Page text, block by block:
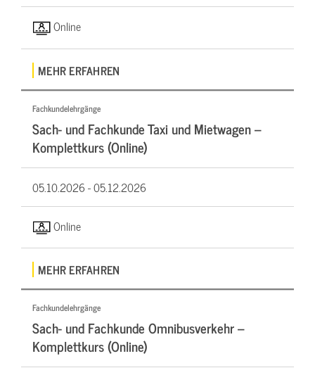
Online
MEHR ERFAHREN
Fachkundelehrgänge
Sach- und Fachkunde Taxi und Mietwagen –
Komplettkurs (Online)
05.10.2026 -05.12.2026
Online
MEHR ERFAHREN
Fachkundelehrgänge
Sach- und Fachkunde Omnibusverkehr –
Komplettkurs (Online)